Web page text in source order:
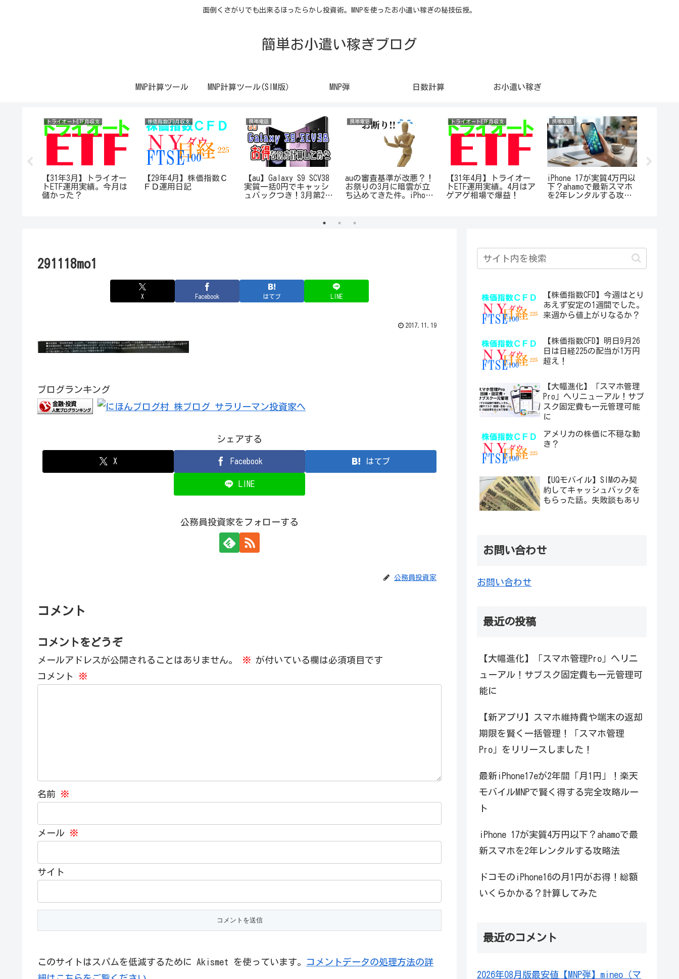
面倒くさがりでも出来るほったらかし投資術。MNPを使ったお小遣い稼ぎの秘技伝授。
簡単お小遣い稼ぎブログ
MNP計算ツール MNP計算ツール(SIM版） MNP弾 日数計算 お小遣い稼ぎ
トライオートETF月収支
【31年3月】トライオー
トETF運用実績。今月は
儲かった？
株価指数CFD月収支
【29年4月】株価指数Ｃ
ＦＤ運用日記
携帯電話
【au】Galaxy S9 SCV38
実質一括0円でキャッシ
ュバックつき！3月第2週
携帯電話
auの審査基準が改悪？！
お祭りの3月に暗雲が立
ち込めてきた件。iPhone
トライオートETF月収支
【31年4月】トライオー
トETF運用実績。4月はア
ゲアゲ相場で爆益！
携帯電話
iPhone 17が実質4万円以
下？ahamoで最新スマホ
を2年レンタルする攻略
291118mo1
X Facebook はてブ LINE
2017.11.19
ブログランキング
シェアする
X Facebook はてブ
LINE
公務員投資家をフォローする
公務員投資家
コメント
コメントをどうぞ
メールアドレスが公開されることはありません。 ※ が付いている欄は必須項目です
コメント
※
名前 ※
メール ※
サイト
このサイトはスパムを低減するために Akismet を使っています。
コメントデータの処理方法の詳
【株価指数CFD】今週はとり
あえず安定の1週間でした。
来週から値上がりなるか？
【株価指数CFD】明日9月26
日は日経225の配当が1万円
超え！
【大幅進化】「スマホ管理
Pro」へリニューアル！サブ
スク固定費も一元管理可能
に
アメリカの株価に不穏な動
き？
【UQモバイル】SIMのみ契
約してキャッシュバックを
もらった話。失敗談もあり
お問い合わせ
お問い合わせ
最近の投稿
【大幅進化】「スマホ管理Pro」へリニ
ューアル！サブスク固定費も一元管理可
能に
【新アプリ】スマホ維持費や端末の返却
期限を賢く一括管理！「スマホ管理
Pro」をリリースしました！
最新iPhone17eが2年間「月1円」！楽天
モバイルMNPで賢く得する完全攻略ルー
ト
iPhone 17が実質4万円以下？ahamoで最
新スマホを2年レンタルする攻略法
ドコモのiPhone16の月1円がお得！総額
いくらかかる？計算してみた
最近のコメント
2026年08月版最安値【MNP弾】mineo（マ